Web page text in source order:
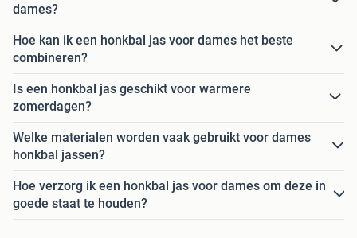
dames?
Hoe kan ik een honkbal jas voor dames het beste
combineren?
Is een honkbal jas geschikt voor warmere
zomerdagen?
Welke materialen worden vaak gebruikt voor dames
honkbal jassen?
Hoe verzorg ik een honkbal jas voor dames om deze in
goede staat te houden?